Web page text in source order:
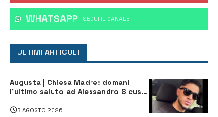
WHATSAPP ‎SEGUI IL CANALE
ULTIMI ARTICOLI
Augusta | Chiesa Madre: domani
l’ultimo saluto ad Alessandro Sicuso,
8 AGOSTO 2026